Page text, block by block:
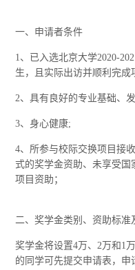
一、申请者条件
1、已入选北京大学2020-
生，且实际出访并顺利完成
2、具有良好的专业基础、
3、身心健康;
4、所参与校际交换项目接
式的奖学金资助、未享受
项目资助；
二、奖学金类别、资助标准
奖学金将设置4万、2万和1
的同学可先提交申请表，